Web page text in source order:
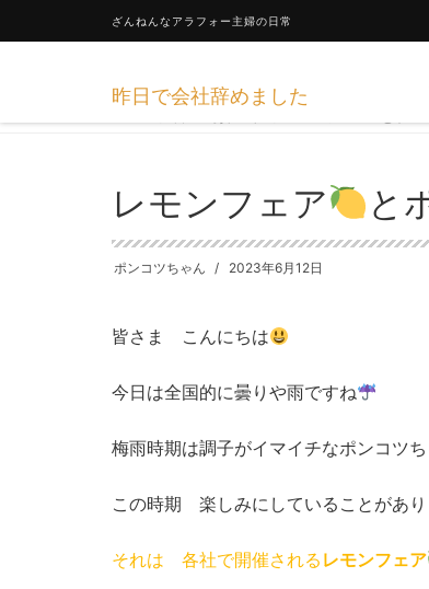
ざんねんなアラフォー主婦の日常
昨日で会社辞めました
レモンフェア と
ポンコツちゃん 2023年6月12日
皆さま こんにちは
今日は全国的に曇りや雨ですね
梅雨時期は調子がイマイチなポンコツ
この時期 楽しみにしていることがあり
それは 各社で開催される レモンフェア